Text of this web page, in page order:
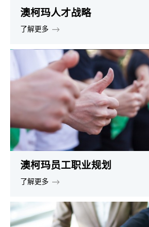
澳柯玛人才战略
了解更多
澳柯玛员工职业规划
了解更多